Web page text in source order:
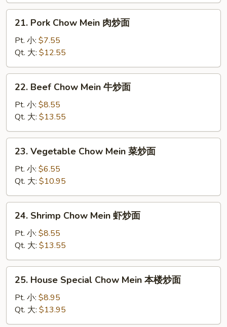
炒
Pork
Chow
Mein
肉
炒
21. Pork Chow Mein 肉炒面
Pt. 小: $7.55
Qt. 大: $12.55
Beef
Chow
Mein
牛
炒
22. Beef Chow Mein 牛炒面
Pt. 小: $8.55
Qt. 大: $13.55
Vegetable
Chow
Mein
菜
炒
23. Vegetable Chow Mein 菜炒面
Pt. 小: $6.55
Qt. 大: $10.95
Shrimp
Chow
Mein
虾
炒
24. Shrimp Chow Mein 虾炒面
Pt. 小: $8.55
Qt. 大: $13.55
House
Special
Chow
Mein
25. House Special Chow Mein 本楼炒面
Pt. 小: $8.95
Qt. 大: $13.95